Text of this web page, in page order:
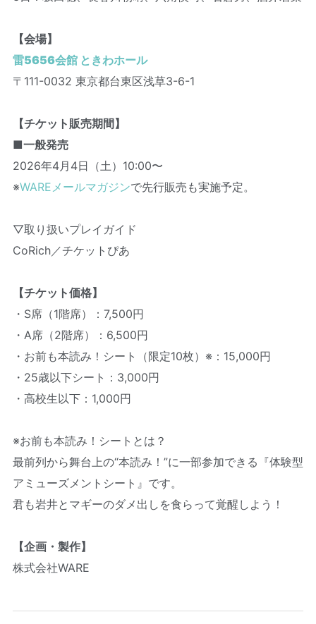
【会場】
雷5656会館 ときわホール
〒111-0032 東京都台東区浅草3-6-1
【チケット販売期間】
■一般発売
2026年4月4日（土）10:00〜
※WAREメールマガジンで先行販売も実施予定。
▽取り扱いプレイガイド
CoRich／チケットぴあ
【チケット価格】
・S席（1階席）：7,500円
・A席（2階席）：6,500円
・お前も本読み！シート（限定10枚）※：15,000円
・25歳以下シート：3,000円
・高校生以下：1,000円
※お前も本読み！シートとは？
最前列から舞台上の“本読み！”に一部参加できる『体験型
アミューズメントシート』です。
君も岩井とマギーのダメ出しを食らって覚醒しよう！
【企画・製作】
株式会社WARE